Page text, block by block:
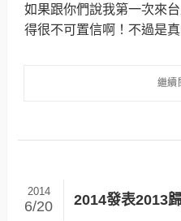
如果跟你們說我第一次來
得很不可置信啊！不過是真
2014發表2013
2014
6/20